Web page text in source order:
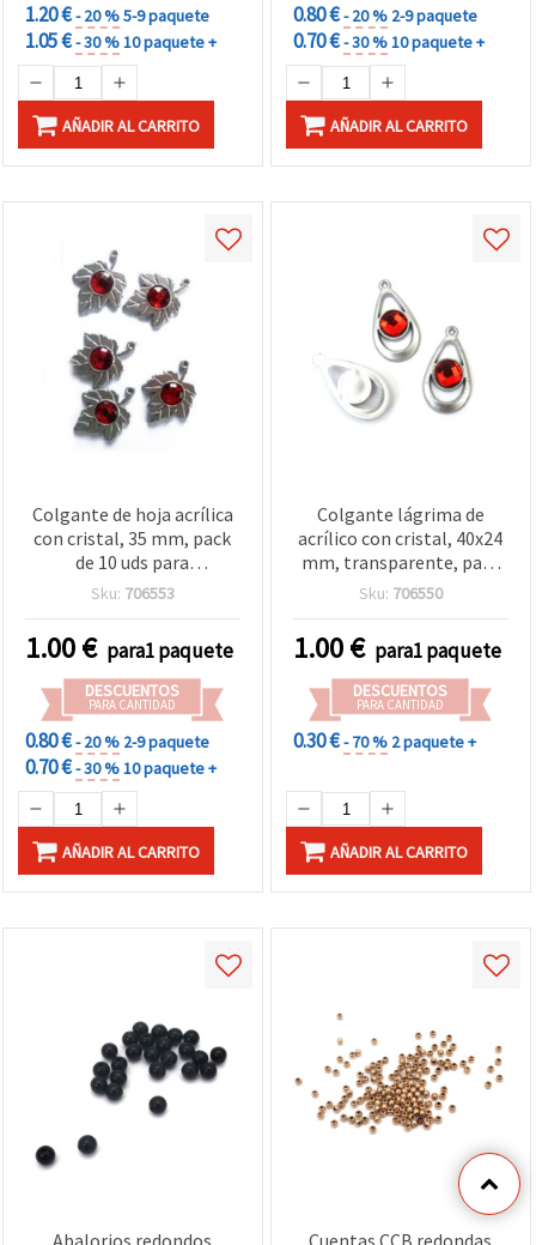
1.20 €- 20 %5-9 paquete
1.05 €- 30 %10 paquete +
AÑADIR AL CARRITO
0.80 €- 20 % 2-9 paquete
0.70 €- 30 %10 paquete +
AÑADIR AL CARRITO
Colgante de hoja acrílica
con cristal, 35 mm, pack
de 10 uds para
manualidades y bisutería
Sku: 706553
1.00€ para1 paquete
DESCUENTOS
PARA CANTIDAD
0.80 €- 20 % 2-9 paquete
0.70 €- 30 %10 paquete +
AÑADIR AL CARRITO
Colgante lágrima de
acrílico con cristal, 40x24
mm, transparente, pack
de 10 uds para
Sku: 706550
1.00€ para1 paquete
DESCUENTOS
PARA CANTIDAD
0.30 €- 70 % 2 paquete +
AÑADIR AL CARRITO